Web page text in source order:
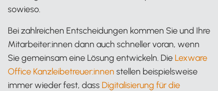
sowieso.
Bei zahlreichen Entscheidungen kommen Sie und Ihre
Mitarbeiter:innen dann auch schneller voran, wenn
Sie gemeinsam eine Lösung entwickeln. Die Lexware
Office Kanzleibetreuer:innen stellen beispielsweise
immer wieder fest, dass Digitalisierung für die